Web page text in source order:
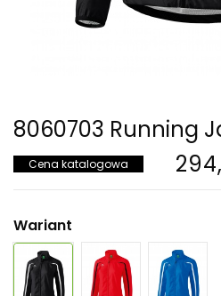
8060703 Running
Cena katalogowa
Wariant